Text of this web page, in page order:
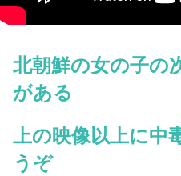
北朝鮮の女の子の
がある
上の映像以上に中
うぞ